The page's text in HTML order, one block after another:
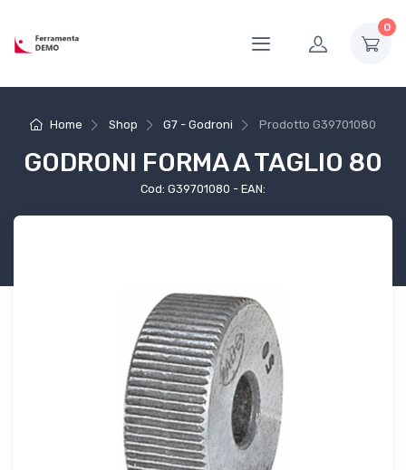
0
Home Shop G7 - Godroni Prodotto G39701080
GODRONI FORMA A TAGLIO 80
Cod: G39701080 - EAN: